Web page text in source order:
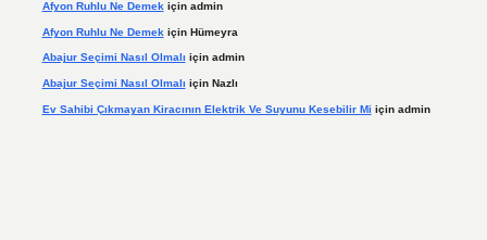
Afyon Ruhlu Ne Demek için admin
Afyon Ruhlu Ne Demek için Hümeyra
Abajur Seçimi Nasıl Olmalı için admin
Abajur Seçimi Nasıl Olmalı için Nazlı
Ev Sahibi Çıkmayan Kiracının Elektrik Ve Suyunu Kesebilir Mi için admin